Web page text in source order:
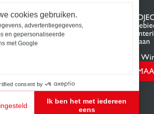
cookies gebruiken.
advertentiegegevens,
en gepersonaliseerde
met Google
consent by
Ik ben het met iedereen
eens
UNIVERSUM VAN
maat
UW
Pas uw
wensen aan
Vind uw